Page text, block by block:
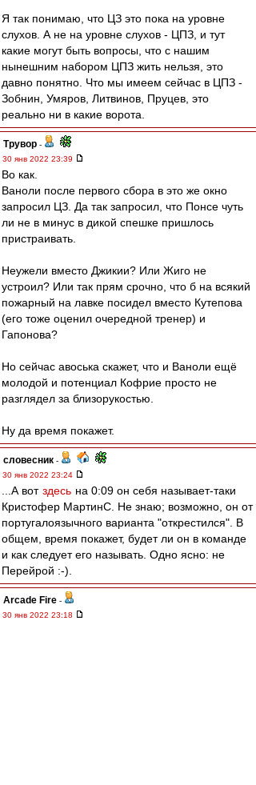
Я так понимаю, что ЦЗ это пока на уровне
слухов. А не на уровне слухов - ЦПЗ, и тут
какие могут быть вопросы, что с нашим
нынешним набором ЦПЗ жить нельзя, это
давно понятно. Что мы имеем сейчас в ЦПЗ -
Зобнин, Умяров, Литвинов, Пруцев, это
реально ни в какие ворота.
Трувор -
30 янв 2022 23:39
Во как.
Ваноли после первого сбора в это же окно
запросил ЦЗ. Да так запросил, что Понсе чуть
ли не в минус в дикой спешке пришлось
пристраивать.
Неужели вместо Джикии? Или Жиго не
устроил? Или так прям срочно, что б на всякий
пожарный на лавке посидел вместо Кутепова
(его тоже оценил очередной тренер) и
Гапонова?
Но сейчас авоська скажет, что и Ваноли ещё
молодой и потенциал Кофрие просто не
разглядел за близорукостью.
Ну да время покажет.
словесник -
30 янв 2022 23:24
...А вот здесь на 0:09 он себя называет-таки
Кристофер МартинС. Не знаю; возможно, он от
португалоязычного варианта "открестился". В
общем, время покажет, будет ли он в команде
и как следует его называть. Одно ясно: не
Перейрой :-).
Arcade Fire -
30 янв 2022 23:18